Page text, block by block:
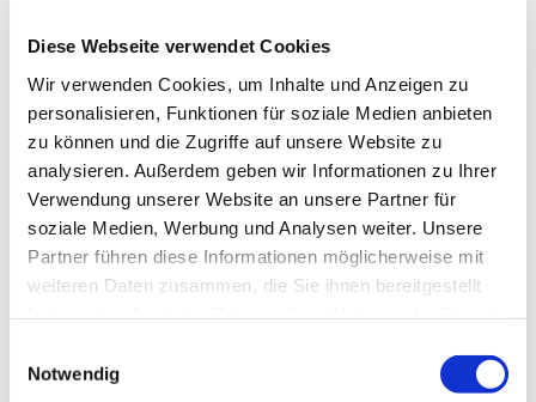
Diese Webseite verwendet Cookies
Wir verwenden Cookies, um Inhalte und Anzeigen zu
personalisieren, Funktionen für soziale Medien anbieten
zu können und die Zugriffe auf unsere Website zu
analysieren. Außerdem geben wir Informationen zu Ihrer
Verwendung unserer Website an unsere Partner für
soziale Medien, Werbung und Analysen weiter. Unsere
Partner führen diese Informationen möglicherweise mit
weiteren Daten zusammen, die Sie ihnen bereitgestellt
Notwendig
Russlands. Wir stehen weiter an der Seite der
Ukraine! Wir wollen uns nicht abfinden mit dem Krieg
Russlands gegen die Ukraine! Wir werden nicht
schweigen, nicht die Grausamkeiten vergessen,
nicht aufhören, um die Opfer zu klagen. Die Ukraine
hat nicht das Privileg, auf eine Regierungsbildung in
Deutschland zu warten - sie ist jetzt gezwungen,
weiterzukämpfen. Und wir müssen sie weiter
unterstützen, wenn die Trump-Administration
russische Narrative übernimmt, mehr als je zuvor.
Aus einem geplanten Gottesdienst, einer Demo und